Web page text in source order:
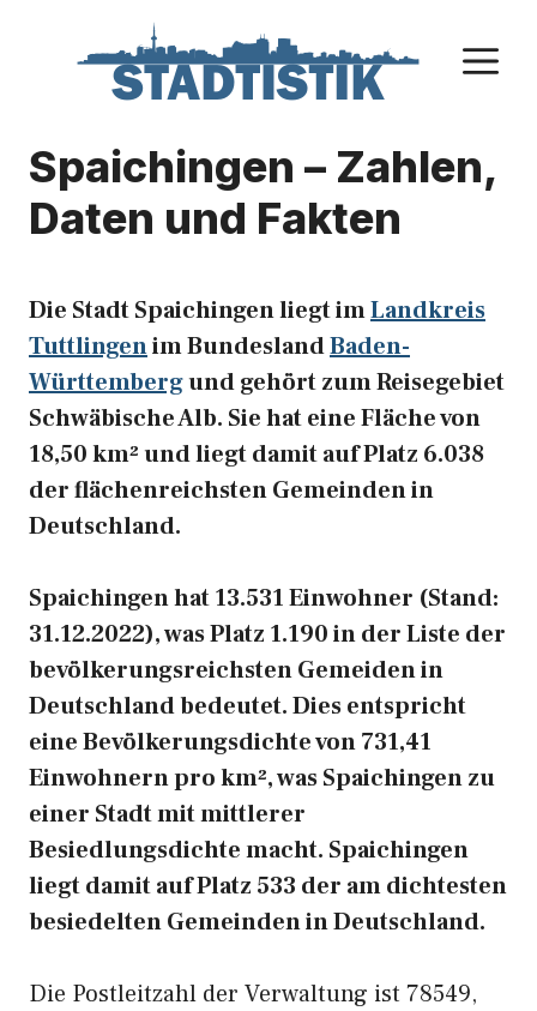
Spaichingen – Zahlen,
Daten und Fakten
Die Stadt Spaichingen liegt imLandkreis
Tuttlingenim BundeslandBaden-
Württembergund gehört zum Reisegebiet
Schwäbische Alb. Sie hat eine Fläche von
18,50 km² und liegt damit auf Platz 6.038
der flächenreichsten Gemeinden in
Deutschland.
Spaichingen hat 13.531 Einwohner (Stand:
31.12.2022), was Platz 1.190 in der Liste der
bevölkerungsreichsten Gemeiden in
Deutschland bedeutet. Dies entspricht
eine Bevölkerungsdichte von 731,41
Einwohnern pro km², was Spaichingen zu
einer Stadt mit mittlerer
Besiedlungsdichte macht. Spaichingen
liegt damit auf Platz 533 der am dichtesten
besiedelten Gemeinden in Deutschland.
Die Postleitzahl der Verwaltung ist 78549,